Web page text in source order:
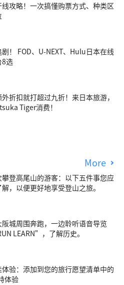
线攻略！一次搞懂购票方式、种类区
！ FOD、U-NEXT、Hulu日本在线
8选
折扣就打超过九折！来日本旅游，
Tiger消费！
More
攀登高尾山的游客：以下五件事您应
，以便更好地享受登山之旅。
城周围奔跑，一边聆听语音导览
LEARN”，了解历史。
体验：添加到您的旅行愿望清单中的
体验